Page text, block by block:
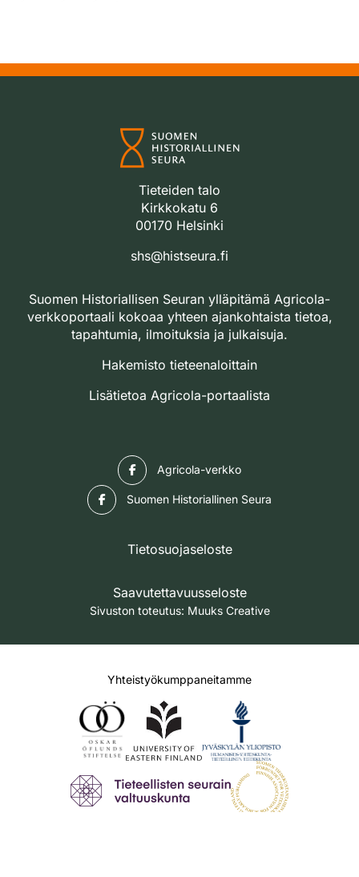
Tieteiden talo
Kirkkokatu 6
00170 Helsinki
shs@histseura.fi
Suomen Historiallisen Seuran ylläpitämä Agricola-
verkkoportaali kokoaa yhteen ajankohtaista tietoa,
tapahtumia, ilmoituksia ja julkaisuja.
Hakemisto tieteenaloittain
Lisätietoa Agricola-portaalista
Agricola-verkko
Suomen Historiallinen Seura
Tietosuojaseloste
Saavutettavuusseloste
Sivuston toteutus: Muuks Creative
Yhteistyökumppaneitamme